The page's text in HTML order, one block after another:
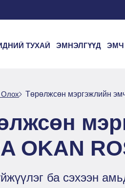
ТУХАЙ ЭМНЭЛГҮҮД ЭМЧ
Төрөлжсөн мэргэжлийн
OKAN
ба сэхээн